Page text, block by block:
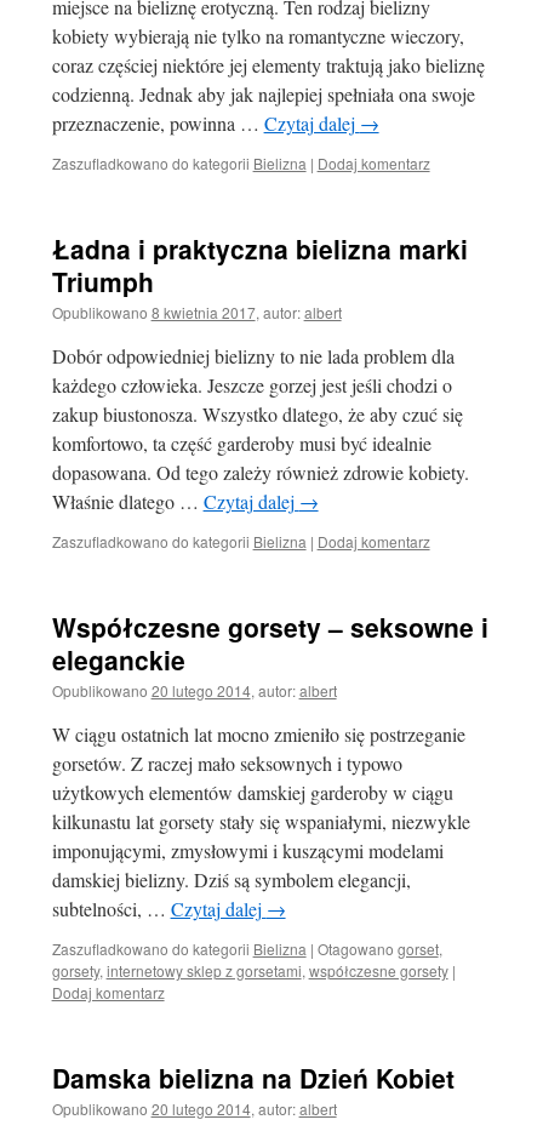
miejsce na bieliznę erotyczną. Ten rodzaj bielizny
kobiety wybierają nie tylko na romantyczne wieczory,
coraz częściej niektóre jej elementy traktują jako bieliznę
codzienną. Jednak aby jak najlepiej spełniała ona swoje
przeznaczenie, powinna … Czytaj dalej →
Zaszufladkowano do kategorii Bielizna | Dodaj komentarz
Ładna i praktyczna bielizna marki
Triumph
Opublikowano 8 kwietnia 2017, autor: albert
Dobór odpowiedniej bielizny to nie lada problem dla
każdego człowieka. Jeszcze gorzej jest jeśli chodzi o
zakup biustonosza. Wszystko dlatego, że aby czuć się
komfortowo, ta część garderoby musi być idealnie
dopasowana. Od tego zależy również zdrowie kobiety.
Właśnie dlatego … Czytaj dalej →
Zaszufladkowano do kategorii Bielizna | Dodaj komentarz
Współczesne gorsety – seksowne i
eleganckie
Opublikowano 20 lutego 2014, autor: albert
W ciągu ostatnich lat mocno zmieniło się postrzeganie
gorsetów. Z raczej mało seksownych i typowo
użytkowych elementów damskiej garderoby w ciągu
kilkunastu lat gorsety stały się wspaniałymi, niezwykle
imponującymi, zmysłowymi i kuszącymi modelami
damskiej bielizny. Dziś są symbolem elegancji,
subtelności, … Czytaj dalej →
Zaszufladkowano do kategorii Bielizna | Otagowano gorset,
gorsety, internetowy sklep z gorsetami, współczesne gorsety |
Dodaj komentarz
Damska bielizna na Dzień Kobiet
Opublikowano 20 lutego 2014, autor: albert